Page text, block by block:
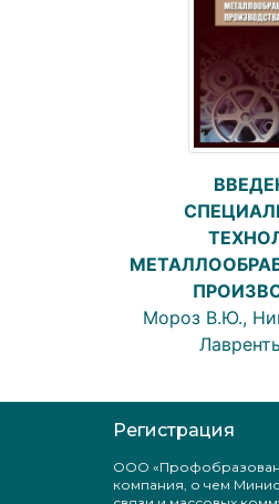
Мороз В.Ю.,
Регистрация
ООО
компания, о чем